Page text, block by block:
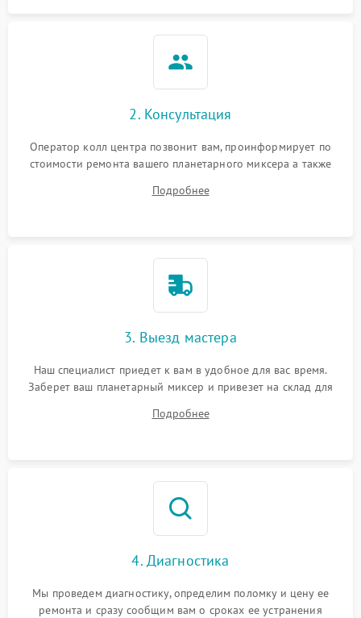
2. Консультация
Оператор колл центра позвонит вам, проинформирует по
стоимости ремонта вашего планетарного миксера а также
Подробнее
3. Выезд мастера
Наш специалист приедет к вам в удобное для вас время.
Заберет ваш планетарный миксер и привезет на склад для
Подробнее
4. Диагностика
Мы проведем диагностику, определим поломку и цену ее
ремонта и сразу сообщим вам о сроках ее устранения